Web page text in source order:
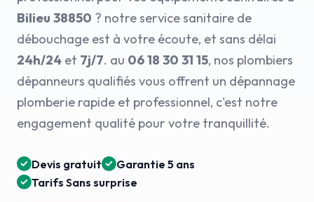
Bilieu 38850 ? notre service sanitaire de
débouchage est à votre écoute, et sans délai
24h/24 et 7j/7. au 06 18 30 31 15, nos plombiers
dépanneurs qualifiés vous offrent un dépannage
plomberie rapide et professionnel, c'est notre
engagement qualité pour votre tranquillité.
Devis gratuit
Garantie 5 ans
Tarifs Sans surprise